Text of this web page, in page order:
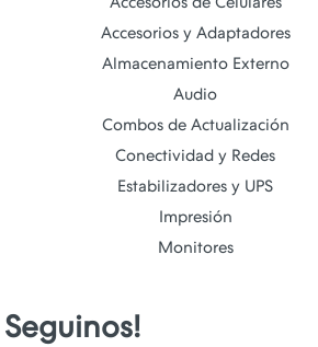
Accesorios y Adaptadores
Almacenamiento Externo
Audio
Combos de Actualización
Conectividad y Redes
Estabilizadores y UPS
Impresión
Monitores
Seguinos!